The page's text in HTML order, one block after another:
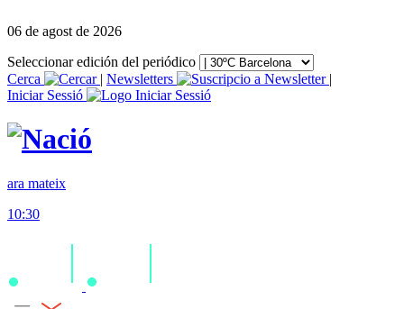
06 de agost de 2026
Seleccionar edición del periódico
Cerca
| Newsletters
|
Iniciar Sessió
ara mateix
10:30